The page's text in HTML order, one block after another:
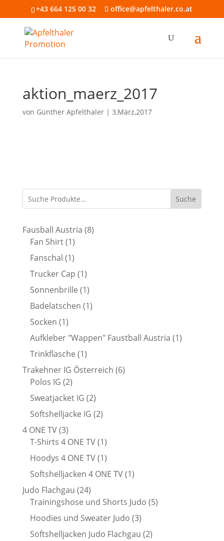
+43 664 125 00 32 office@apfelthaler.co.at
aktion_maerz_2017
von Günther Apfelthaler| 3,März,2017
Suche
Fausball Austria 88
Fan Shirt 11
Produkt
Fanschal 11
Produkt
Trucker Cap 11
Produkt
Sonnenbrille 11
Produkt
Badelatschen 11
Socken 11
Produkt
Aufkleber "Wappen" Faustball Austria 11
Trinkflasche 11
Produkt
Trakehner IG Österreich 66
Polos IG 22
Produkte
Sweatjacket IG 22
Produkte
Softshelljacke IG 22
4 ONE TV 33
Produkte
T-Shirts 4 ONE TV 11
Produkt
Hoodys 4 ONE TV 11
Produkt
Softshelljacken 4 ONE TV 11
Judo Flachgau 2424
Produkte
Trainingshose und Shorts Judo 55
Hoodies und Sweater Judo 33
Produkte
Softshelljacken Judo Flachgau 22